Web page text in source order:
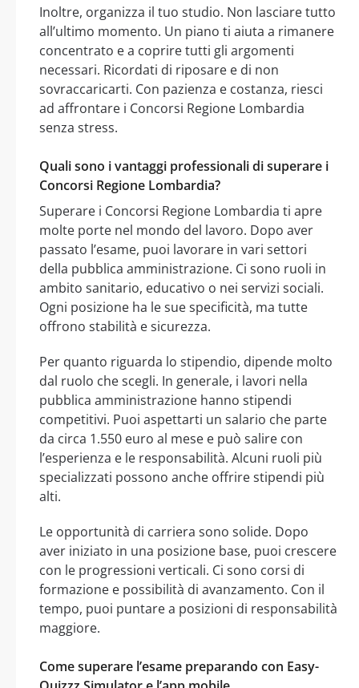
Inoltre, organizza il tuo studio. Non lasciare tutto
all’ultimo momento. Un piano ti aiuta a rimanere
concentrato e a coprire tutti gli argomenti
necessari. Ricordati di riposare e di non
sovraccaricarti. Con pazienza e costanza, riesci
ad affrontare i Concorsi Regione Lombardia
senza stress.
Quali sono i vantaggi professionali di superare i
Concorsi Regione Lombardia?
Superare i Concorsi Regione Lombardia ti apre
molte porte nel mondo del lavoro. Dopo aver
passato l’esame, puoi lavorare in vari settori
della pubblica amministrazione. Ci sono ruoli in
ambito sanitario, educativo o nei servizi sociali.
Ogni posizione ha le sue specificità, ma tutte
offrono stabilità e sicurezza.
Per quanto riguarda lo stipendio, dipende molto
dal ruolo che scegli. In generale, i lavori nella
pubblica amministrazione hanno stipendi
competitivi. Puoi aspettarti un salario che parte
da circa 1.550 euro al mese e può salire con
l’esperienza e le responsabilità. Alcuni ruoli più
specializzati possono anche offrire stipendi più
alti.
Le opportunità di carriera sono solide. Dopo
aver iniziato in una posizione base, puoi crescere
con le progressioni verticali. Ci sono corsi di
formazione e possibilità di avanzamento. Con il
tempo, puoi puntare a posizioni di responsabilità
maggiore.
Come superare l’esame preparando con Easy-